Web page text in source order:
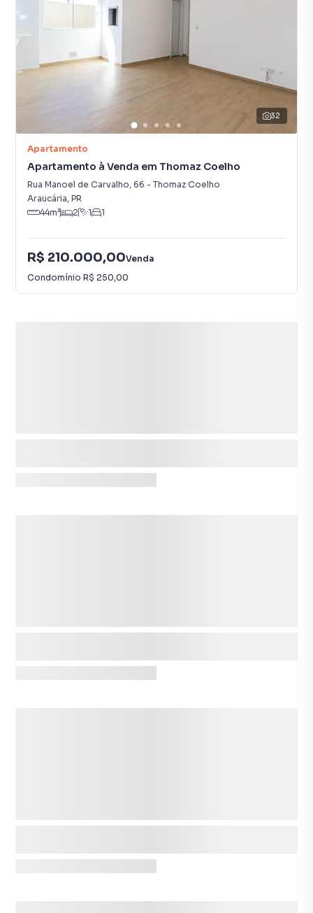
32
Apartamento
Apartamento à Venda em Thomaz Coelho
Rua Manoel de Carvalho, 66 - Thomaz Coelho
Araucária, PR
44m² 2 1 1
R$ 210.000,00Venda
Condomínio R$ 250,00